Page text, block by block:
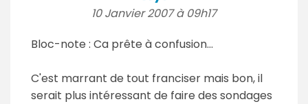
10 Janvier 2007 à 09h17
Bloc-note : Ca prête à confusion...
C'est marrant de tout franciser mais bon, il
serait plus intéressant de faire des sondages